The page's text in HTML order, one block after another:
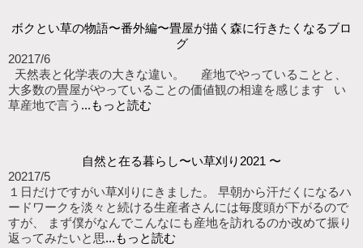
ボクとい草の物語〜番外編〜畳屋が描く森に行きたくなるブロ
グ
20217/6
天然表と化学表の大きな違い。 産地でやっていることと、
大多数の畳屋がやっていることの価値観の相違を感じます い
草産地で言う ...もっと読む
自然と在る暮らし〜い草刈り2021 〜
20217/5
１日だけですがい草刈りにきました。 早朝から汗だくになるハ
ードワークを淡々と続ける生産者さんには毎度頭が下がるので
すが、 まず僕がなんでこんなにも産地を訪れるのか改めて振り
返ってみたいと思...もっと読む